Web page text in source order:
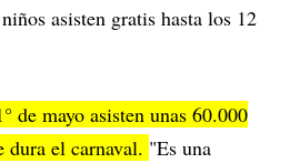
asisten gratis hasta los 12
de mayo asisten unas 60.000
dura el carnaval. "Es una